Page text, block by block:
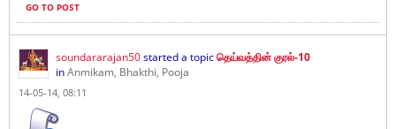
GO TO POST
soundararajan50started a topicதெய்வத்தின் குரல்-10
inAnmikam, Bhakthi, Pooja
14-05-14, 08:11